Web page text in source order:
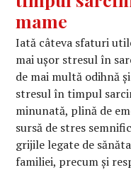
mame
Iată câteva sfaturi
mai ușor stresul în
de mai multă odihnă
stresul în timpul
minunată, plină de
sursă de stres
grijile legate de
familiei, precum și